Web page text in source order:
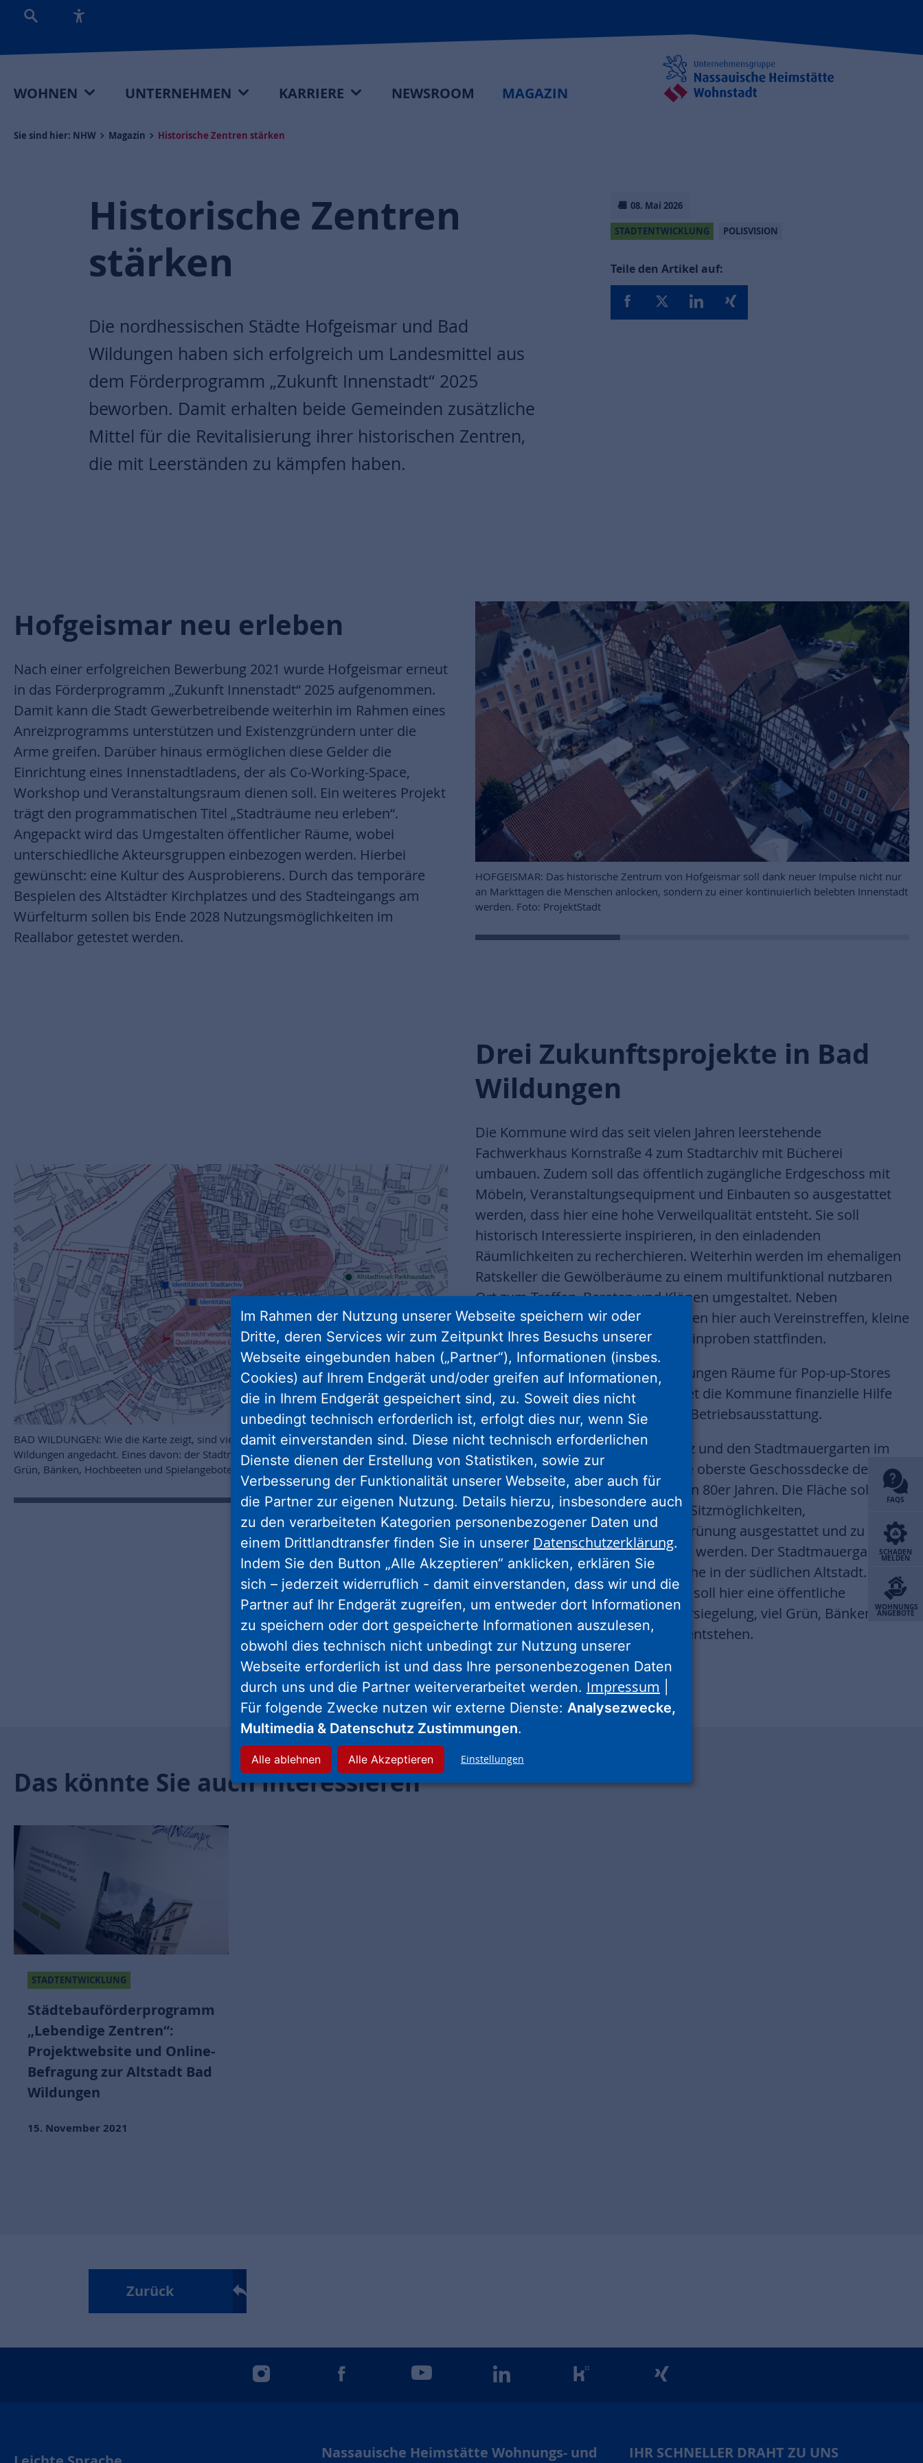
WOHNEN UNTERNEHMEN KARRIERE NEWSROOM MAGAZIN
FAQS
SCHADEN
MELDEN
WOHNUNGS
ANGEBOTE
Sie sind hier: NHW Magazin Historische Zentren stärken
08. Mai 2026
STADTENTWICKLUNG POLISVISION
Teile den Artikel auf:
Historische Zentren
stärken
Die nordhessischen Städte Hofgeismar und Bad
Wildungen haben sich erfolgreich um Landesmittel aus
dem Förderprogramm „Zukunft Innenstadt“ 2025
beworben. Damit erhalten beide Gemeinden zusätzliche
Mittel für die Revitalisierung ihrer historischen Zentren,
die mit Leerständen zu kämpfen haben.
HOFGEISMAR: Das historische Zentrum von Hofgeismar soll dank neuer Impulse nicht nur
an Markttagen die Menschen anlocken, sondern zu einer kontinuierlich belebten Innenstadt
werden. Foto: ProjektStadt
Hofgeismar neu erleben
Nach einer erfolgreichen Bewerbung 2021 wurde Hofgeismar erneut
in das Förderprogramm „Zukunft Innenstadt“ 2025 aufgenommen.
Damit kann die Stadt Gewerbetreibende weiterhin im Rahmen eines
Anreizprogramms unterstützen und Existenzgründern unter die
Arme greifen. Darüber hinaus ermöglichen diese Gelder die
Einrichtung eines Innenstadtladens, der als Co-Working-Space,
Workshop und Veranstaltungsraum dienen soll. Ein weiteres Projekt
trägt den programmatischen Titel „Stadträume neu erleben“.
Angepackt wird das Umgestalten öffentlicher Räume, wobei
unterschiedliche Akteursgruppen einbezogen werden. Hierbei
gewünscht: eine Kultur des Ausprobierens. Durch das temporäre
Bespielen des Altstädter Kirchplatzes und des Stadteingangs am
Würfelturm sollen bis Ende 2028 Nutzungsmöglichkeiten im
Reallabor getestet werden.
BAD WILDUNGEN: Wie die Karte zeigt, sind viele Projekte für die Innenstadt von Bad
Wildungen angedacht. Eines davon: der Stadtmauergarten, der zu einer Fläche mit viel
Grün, Bänken, Hochbeeten und Spielangeboten werden soll. Foto: ProjektStadt
Foto: ProjektStadt
Drei Zukunftsprojekte in Bad
Wildungen
Die Kommune wird das seit vielen Jahren leerstehende
Fachwerkhaus Kornstraße 4 zum Stadtarchiv mit Bücherei
umbauen. Zudem soll das öffentlich zugängliche Erdgeschoss mit
Möbeln, Veranstaltungsequipment und Einbauten so ausgestattet
werden, dass hier eine hohe Verweilqualität entsteht. Sie soll
historisch Interessierte inspirieren, in den einladenden
Räumlichkeiten zu recherchieren. Weiterhin werden im ehemaligen
Ratskeller die Gewölberäume zu einem multifunktional nutzbaren
Ort zum Treffen, Beraten und Klönen umgestaltet. Neben
städtischen Veranstaltungen können hier auch Vereinstreffen, kleine
Feiern, Candlelight-Dinner und Weinproben stattfinden.
Im zweiten Projekt stellt Bad Wildungen Räume für Pop-up-Stores
zur Verfügung. Einhergehend bietet die Kommune finanzielle Hilfe
für Ladenmiete sowie Laden- und Betriebsausstattung.
Projekt 3 hat den Kaiserlindenplatz und den Stadtmauergarten im
Visier: Der Kaiserlindenplatz ist die oberste Geschossdecke des
gleichnamigen Parkhauses aus den 80er Jahren. Die Fläche soll als
Spiel- und Aufenthaltsbereich mit Sitzmöglichkeiten,
Verschattungselementen und Begrünung ausgestattet und zu einem
Mehrgenerationenplatz entwickelt werden. Der Stadtmauergarten
ist die einzige öffentliche Grünfläche in der südlichen Altstadt. Im
Rahmen von „Zukunft Innenstadt“ soll hier eine öffentliche
Freifläche mit möglichst wenig Versiegelung, viel Grün, Bänken,
Hochbeeten und Spielangeboten entstehen.
Das könnte Sie auch interessieren
STADTENTWICKLUNG
Städtebauförderprogramm
„Lebendige Zentren“:
Projektwebsite und Online-
Befragung zur Altstadt Bad
Wildungen
15. November 2021
Zurück
instagramfacebook youtube linkedin kununu xing
Nassauische Heimstätte Wohnungs- und
IHR SCHNELLER DRAHT ZU UNS
Im Rahmen der Nutzung unserer Webseite speichern wir oder
Dritte, deren Services wir zum Zeitpunkt Ihres Besuchs unserer
Webseite eingebunden haben („Partner“), Informationen (insbes.
Cookies) auf Ihrem Endgerät und/oder greifen auf Informationen,
die in Ihrem Endgerät gespeichert sind, zu. Soweit dies nicht
unbedingt technisch erforderlich ist, erfolgt dies nur, wenn Sie
damit einverstanden sind. Diese nicht technisch erforderlichen
Dienste dienen der Erstellung von Statistiken, sowie zur
Verbesserung der Funktionalität unserer Webseite, aber auch für
die Partner zur eigenen Nutzung. Details hierzu, insbesondere auch
zu den verarbeiteten Kategorien personenbezogener Daten und
einem Drittlandtransfer finden Sie in unserer Datenschutzerklärung.
Indem Sie den Button „Alle Akzeptieren“ anklicken, erklären Sie
sich – jederzeit widerruflich - damit einverstanden, dass wir und die
Partner auf Ihr Endgerät zugreifen, um entweder dort Informationen
zu speichern oder dort gespeicherte Informationen auszulesen,
obwohl dies technisch nicht unbedingt zur Nutzung unserer
Webseite erforderlich ist und dass Ihre personenbezogenen Daten
durch uns und die Partner weiterverarbeitet werden. Impressum
Für folgende Zwecke nutzen wir externe Dienste: Analysezwecke,
Multimedia & Datenschutz Zustimmungen.
Einstellungen
Alle ablehnen Alle Akzeptieren